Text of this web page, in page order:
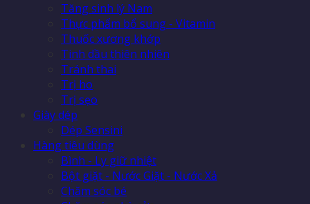
Tăng sinh lý Nam
Thực phẩm bổ sung - Vitamin
Thuốc xương khớp
Tinh dầu thiên nhiên
Tránh thai
Trị ho
Trị sẹo
Giày dép
Dép Sensini
Hàng tiêu dùng
Bình - Ly giữ nhiệt
Bột giặt - Nước Giặt - Nước Xả
Chăm sóc bé